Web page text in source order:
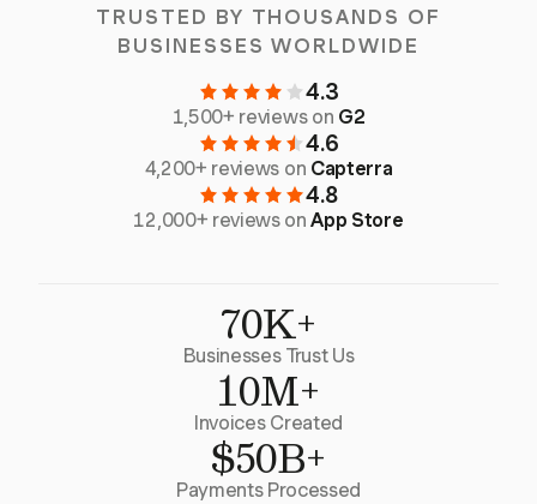
TRUSTED BY THOUSANDS OF
BUSINESSES WORLDWIDE
4.3
1,500+ reviews on G2
4.6
4,200+ reviews on Capterra
4.8
12,000+ reviews onApp Store
70K+
Businesses Trust Us
10M+
Invoices Created
$50B+
Payments Processed